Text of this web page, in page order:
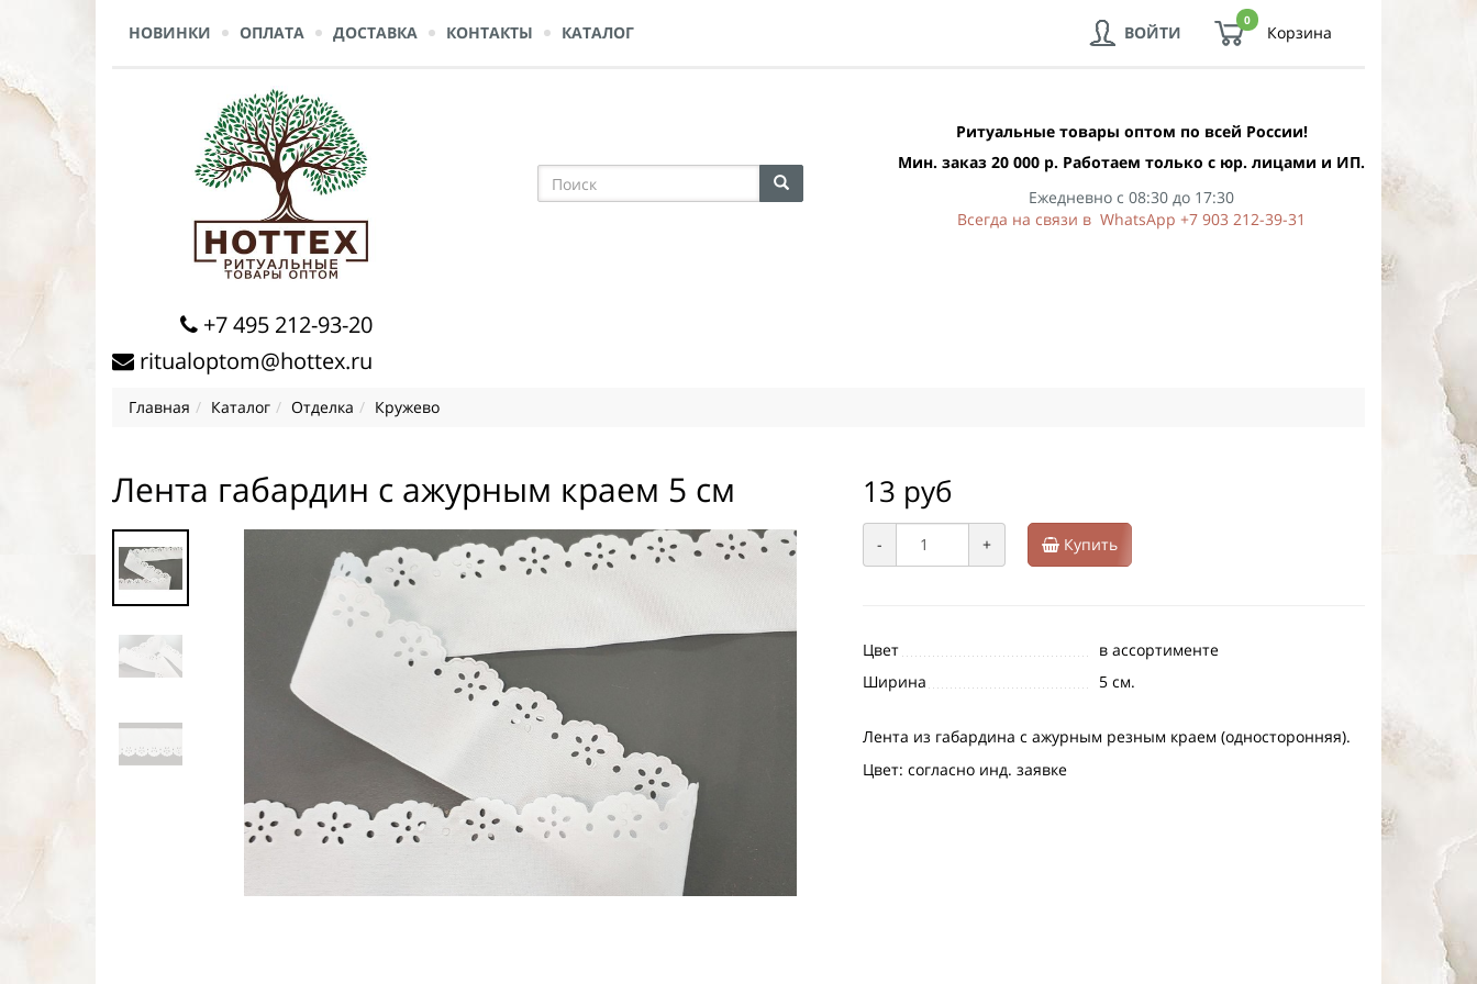
НОВИНКИ ОПЛАТА ДОСТАВКА КОНТАКТЫ КАТАЛОГ
0
Корзина
ВОЙТИ
Ритуальные товары оптом по всей России!
Мин. заказ 20 000 р. Работаем только с юр. лицами и ИП.
Ежедневно с 08:30 до 17:30
Всегда на связи в WhatsApp +7 903 212-39-31
+7 495 212-93-20
ritualoptom@hottex.ru
Главная Каталог Отделка Кружево
Лента габардин с ажурным краем 5 см 13 руб
- + Купить
Цвет
в ассортименте
Ширина
5 см.
Лента из габардина с ажурным резным краем (односторонняя).
Цвет: согласно инд. заявке